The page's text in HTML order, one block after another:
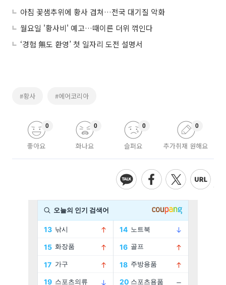
아침 꽃샘추위에 황사 겹쳐…전국 대기질 악화
월요일 '황사비' 예고…때이른 더위 꺾인다
‘경험 無도 환영’ 첫 일자리 도전 설명서
#황사 #에어코리아
좋아요
0
화나요
0
슬퍼요
0
추가취재 원해요
0